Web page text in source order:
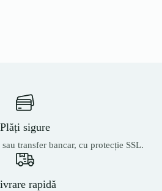
Plăți sigure
transfer bancar, cu protecție SSL.
rapidă